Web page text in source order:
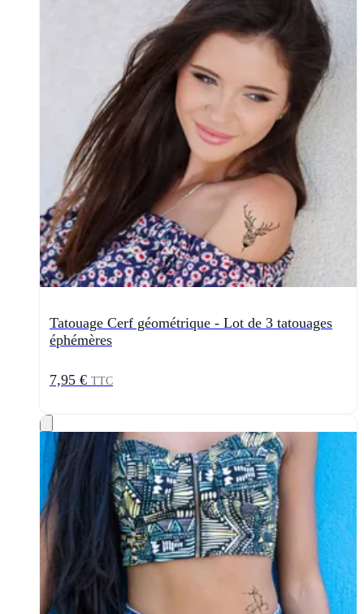
Tatouage Cerf géométrique - Lot de 3 tatouages
éphémères
7,95 € TTC